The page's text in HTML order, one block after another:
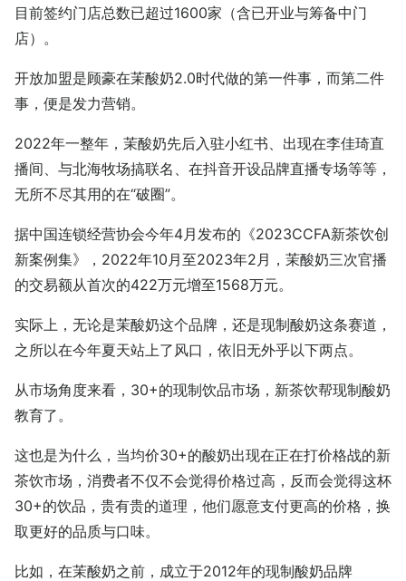
目前签约门店总数已超过1600家（含已开业与筹备中门
店）。
开放加盟是顾豪在茉酸奶2.0时代做的第一件事，而第二件
事，便是发力营销。
2022年一整年，茉酸奶先后入驻小红书、出现在李佳琦直
播间、与北海牧场搞联名、在抖音开设品牌直播专场等等，
无所不尽其用的在“破圈”。
据中国连锁经营协会今年4月发布的《2023CCFA新茶饮创
新案例集》，2022年10月至2023年2月，茉酸奶三次官播
的交易额从首次的422万元增至1568万元。
实际上，无论是茉酸奶这个品牌，还是现制酸奶这条赛道，
之所以在今年夏天站上了风口，依旧无外乎以下两点。
从市场角度来看，30+的现制饮品市场，新茶饮帮现制酸奶
教育了。
这也是为什么，当均价30+的酸奶出现在正在打价格战的新
茶饮市场，消费者不仅不会觉得价格过高，反而会觉得这杯
30+的饮品，贵有贵的道理，他们愿意支付更高的价格，换
取更好的品质与口味。
比如，在茉酸奶之前，成立于2012年的现制酸奶品牌